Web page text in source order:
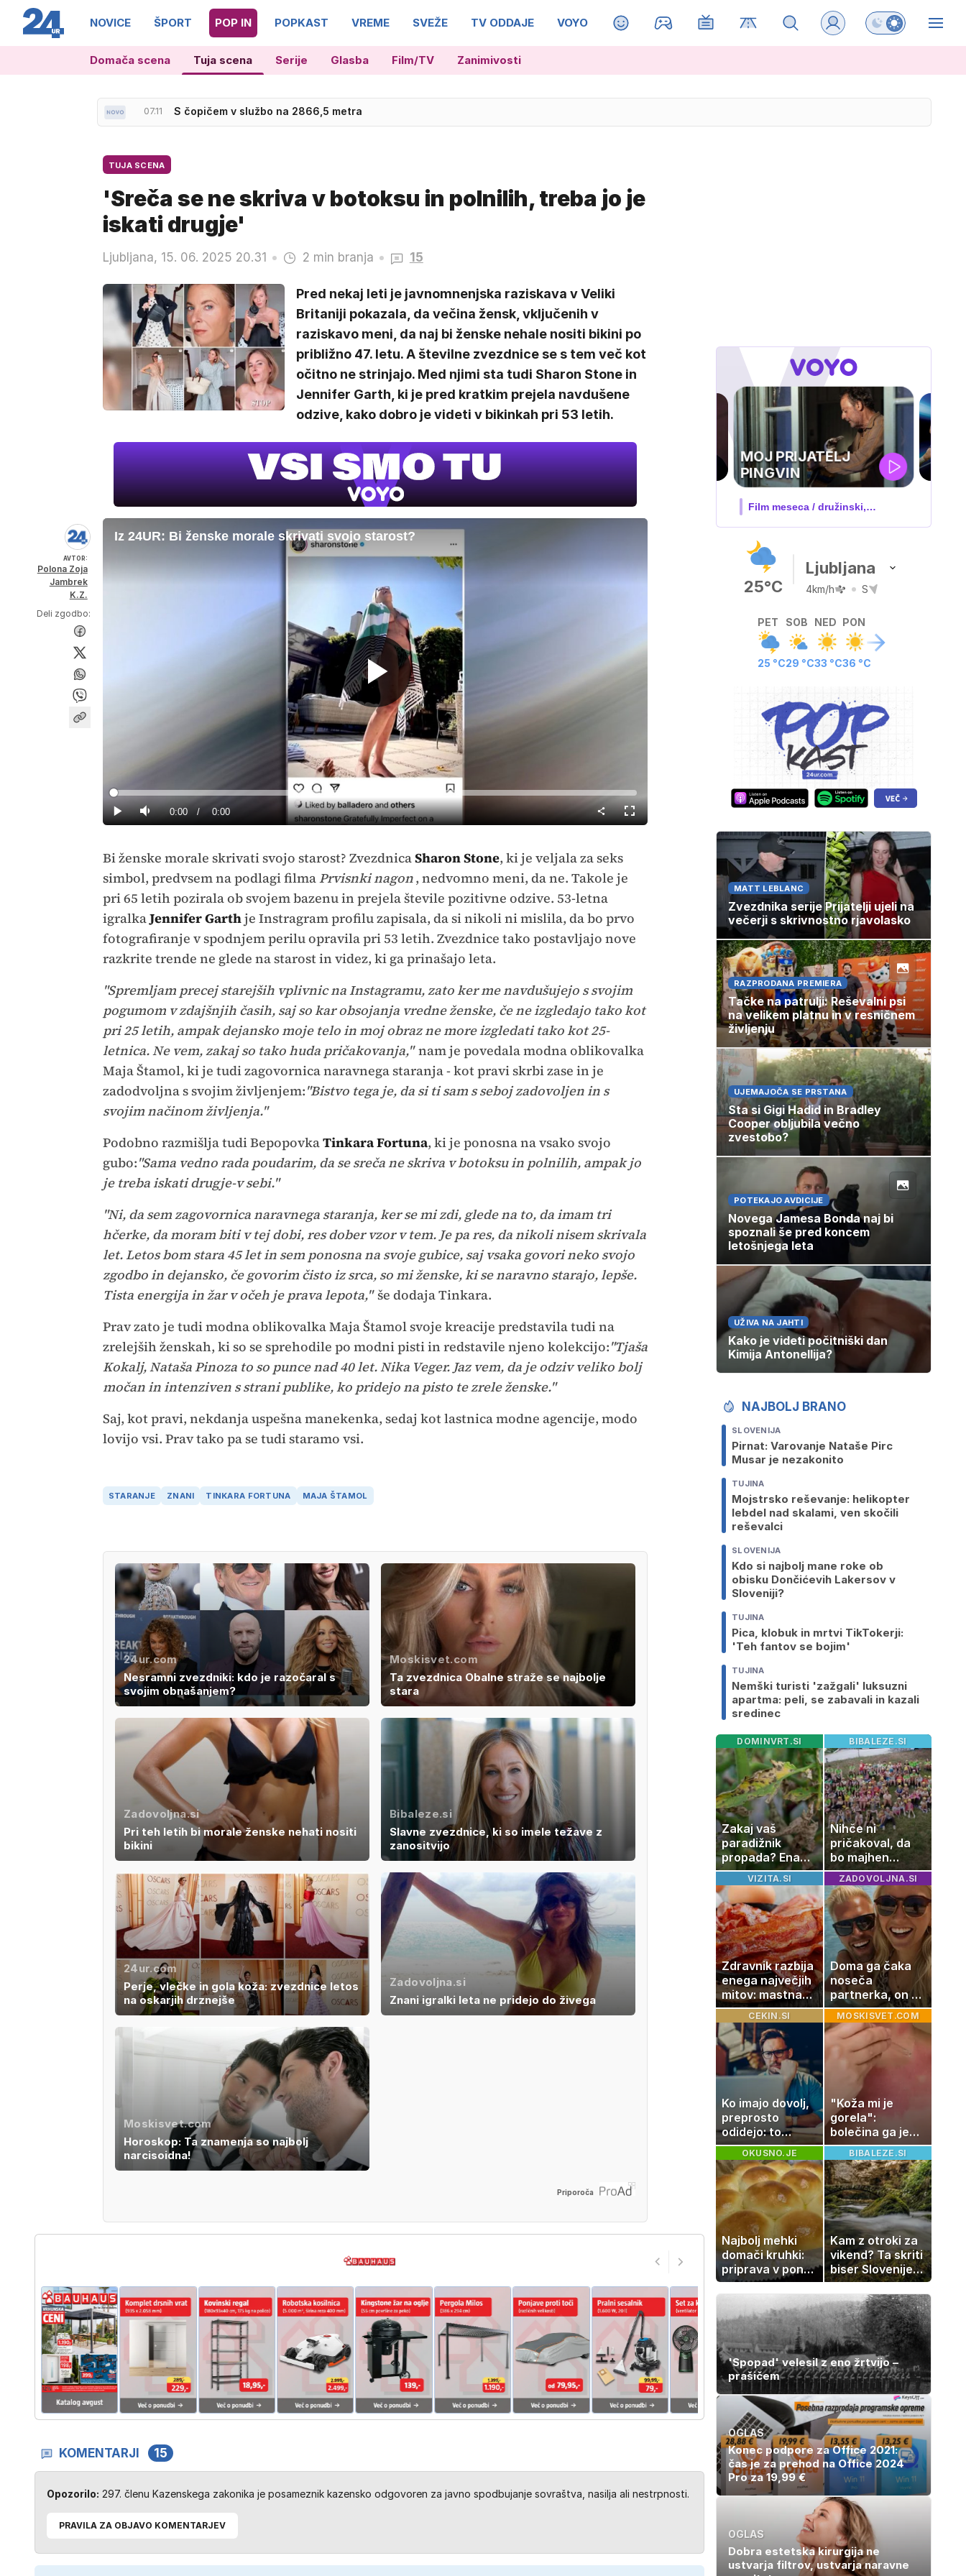
NOVICE ŠPORT POP IN POPKAST VREME SVEŽE TV ODDAJE VOYO MAGAZIN Preklopi barvni
Domača scena Tuja scena Serije Glasba Film/TV Zanimivosti
07.11 S čopičem v službo na 2866,5 metra
TUJA SCENA
'Sreča se ne skriva v botoksu in polnilih, treba jo je
iskati drugje'
Ljubljana, 15. 06. 2025 20.31 2 min branja 15
Pred nekaj leti je javnomnenjska raziskava v Veliki
Britaniji pokazala, da večina žensk, vključenih v
raziskavo meni, da naj bi ženske nehale nositi bikini po
približno 47. letu. A številne zvezdnice se s tem več kot
očitno ne strinjajo. Med njimi sta tudi Sharon Stone in
Jennifer Garth, ki je pred kratkim prejela navdušene
odzive, kako dobro je videti v bikinkah pri 53 letih.
AVTOR:
Polona Zoja
Jambrek
K.Z.
Deli zgodbo:
Iz 24UR: Bi ženske morale skrivati svojo starost?
Predvajaj
Predvajaj
Tiho Current
0:00 / Duration
0:00
Loaded:
0%
Celozaslonski
način
Bi ženske morale skrivati svojo starost? ZvezdnicaSharon Stone, ki je veljala za seks
simbol, predvsem na podlagi filmaPrvisnki nagon, nedvomno meni, da ne. Takole je
pri 65 letih pozirala ob svojem bazenu in prejela števile pozitivne odzive. 53-letna
igralkaJennifer Garthje Instragram profilu zapisala, da si nikoli ni mislila, da bo prvo
fotografiranje v spodnjem perilu opravila pri 53 letih. Zvezdnice tako postavljajo nove
razkrite trende ne glede na starost in videz, ki ga prinašajo leta.
"Spremljam precej starejših vplivnic na Instagramu, zato ker me navdušujejo s svojim
pogumom v zdajšnjih časih, saj so kar obsojanja vredne ženske, če ne izgledajo tako kot
pri 25 letih, ampak dejansko moje telo in moj obraz ne more izgledati tako kot 25-
letnica. Ne vem, zakaj so tako huda pričakovanja,"nam je povedala modna oblikovalka
Maja Štamol, ki je tudi zagovornica naravnega staranja - kot pravi skrbi zase in je
zadodvoljna s svojim življenjem:"Bistvo tega je, da si ti sam s seboj zadovoljen in s
svojim načinom življenja."
Podobno razmišlja tudi BepopovkaTinkara Fortuna, ki je ponosna na vsako svojo
gubo:"Sama vedno rada poudarim, da se sreča ne skriva v botoksu in polnilih, ampak jo
je treba iskati drugje-v sebi."
"Ni, da sem zagovornica naravnega staranja, ker se mi zdi, glede na to, da imam tri
hčerke, da moram biti v tej dobi, res dober vzor v tem. Je pa res, da nikoli nisem skrivala
let. Letos bom stara 45 let in sem ponosna na svoje gubice, saj vsaka govori neko svojo
zgodbo in dejansko, če govorim čisto iz srca, so mi ženske, ki se naravno starajo, lepše.
Tista energija in žar v očeh je prava lepota,"še dodaja Tinkara.
Prav zato je tudi modna oblikovalka Maja Štamol svoje kreacije predstavila tudi na
zrelejših ženskah, ki so se sprehodile po modni pisti in redstavile njeno kolekcijo:"Tjaša
Kokalj, Nataša Pinoza to so punce nad 40 let. Nika Veger. Jaz vem, da je odziv veliko bolj
močan in intenziven s strani publike, ko pridejo na pisto te zrele ženske."
Saj, kot pravi, nekdanja uspešna manekenka, sedaj kot lastnica modne agencije, modo
lovijo vsi. Prav tako pa se tudi staramo vsi.
STARANJE ZNANI TINKARA FORTUNA MAJA ŠTAMOL
24ur.com
Nesramni zvezdniki: kdo je razočaral s
svojim obnašanjem?
Moskisvet.com
Ta zvezdnica Obalne straže se najbolje
stara
Zadovoljna.si
Pri teh letih bi morale ženske nehati nositi
bikini
Bibaleze.si
Slavne zvezdnice, ki so imele težave z
zanositvijo
24ur.com
Perje, vlečke in gola koža: zvezdnice letos
na oskarjih drznejše
Zadovoljna.si
Znani igralki leta ne pridejo do živega
Moskisvet.com
Horoskop: Ta znamenja so najbolj
narcisoidna!
Priporoča
KOMENTARJI 15
Opozorilo: 297. členu Kazenskega zakonika je posameznik kazensko odgovoren za javno spodbujanje sovraštva, nasilja ali nestrpnosti.
PRAVILA ZA OBJAVO KOMENTARJEV
UEFA
SUPERPOKAL
V živo na VOYO: sreda ob 20.30
25°C
Ljubljana
4km/h S
PET
25 °C
SOB
29 °C
NED
33 °C
PON
36 °C
MATT LEBLANC
Zvezdnika serije Prijatelji ujeli na
večerji s skrivnostno rjavolasko
RAZPRODANA PREMIERA
Tačke na patrulji: Reševalni psi
na velikem platnu in v resničnem
življenju
UJEMAJOČA SE PRSTANA
Sta si Gigi Hadid in Bradley
Cooper obljubila večno
zvestobo?
POTEKAJO AVDICIJE
Novega Jamesa Bonda naj bi
spoznali še pred koncem
letošnjega leta
UŽIVA NA JAHTI
Kako je videti počitniški dan
Kimija Antonellija?
NAJBOLJ BRANO
SLOVENIJA
Pirnat: Varovanje Nataše Pirc
Musar je nezakonito
TUJINA
Mojstrsko reševanje: helikopter
lebdel nad skalami, ven skočili
reševalci
SLOVENIJA
Kdo si najbolj mane roke ob
obisku Dončićevih Lakersov v
Sloveniji?
TUJINA
Pica, klobuk in mrtvi TikTokerji:
'Teh fantov se bojim'
TUJINA
Nemški turisti 'zažgali' luksuzni
apartma: peli, se zabavali in kazali
sredinec
DOMINVRT.SI
Zakaj vaš
paradižnik
propada? Ena
napaka lahko
uniči rastline –
tako jih rešite
BIBALEZE.SI
Nihče ni
pričakoval, da
bo majhen
projekt postal
ena najlepših
zgodb Zasavja
VIZITA.SI
Zdravnik razbija
enega največjih
mitov: mastna
jetra ne
nastanejo
zaradi slanine,
temveč zaradi
živila, ki ga
imamo vsi radi
ZADOVOLJNA.SI
Doma ga čaka
noseča
partnerka, on pa
dopustuje z
drugo
CEKIN.SI
Ko imajo dovolj,
preprosto
odidejo: to
znamenje
najpogosteje da
odpoved
MOSKISVET.COM
"Koža mi je
gorela":
bolečina ga je
priklenila na
posteljo
OKUSNO.JE
Najbolj mehki
domači kruhki:
priprava v ponvi
je trik za popoln
rezultat
BIBALEZE.SI
Kam z otroki za
vikend? Ta skriti
biser Slovenije
izgleda kot iz
pravljice
'Spopad' velesil z eno žrtvijo –
prašičem
OGLAS
Konec podpore za Office 2021:
čas je za prehod na Office 2024
Pro za 19,99 €
OGLAS
Dobra estetska kirurgija ne
ustvarja filtrov, ustvarja naravne